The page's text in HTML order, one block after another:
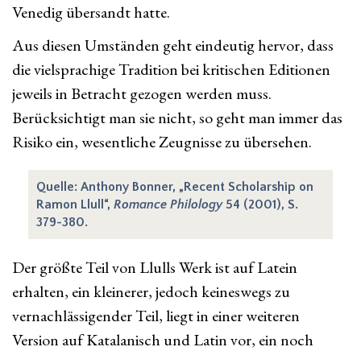
Venedig übersandt hatte.
Aus diesen Umständen geht eindeutig hervor, dass
die vielsprachige Tradition bei kritischen Editionen
jeweils in Betracht gezogen werden muss.
Berücksichtigt man sie nicht, so geht man immer das
Risiko ein, wesentliche Zeugnisse zu übersehen.
Quelle: Anthony Bonner, „Recent Scholarship on
Ramon Llull“, Romance Philology54 (2001), S.
379-380.
Der größte Teil von Llulls Werk ist auf Latein
erhalten, ein kleinerer, jedoch keineswegs zu
vernachlässigender Teil, liegt in einer weiteren
Version auf Katalanisch und Latin vor, ein noch